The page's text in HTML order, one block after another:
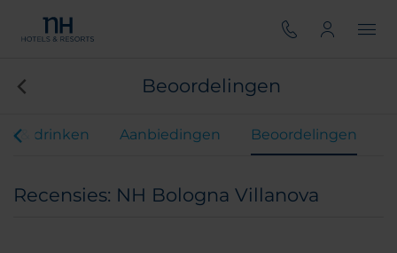
Beoordelingen
& drinken Aanbiedingen Beoordelingen
Recensies: NH Bologna Villanova